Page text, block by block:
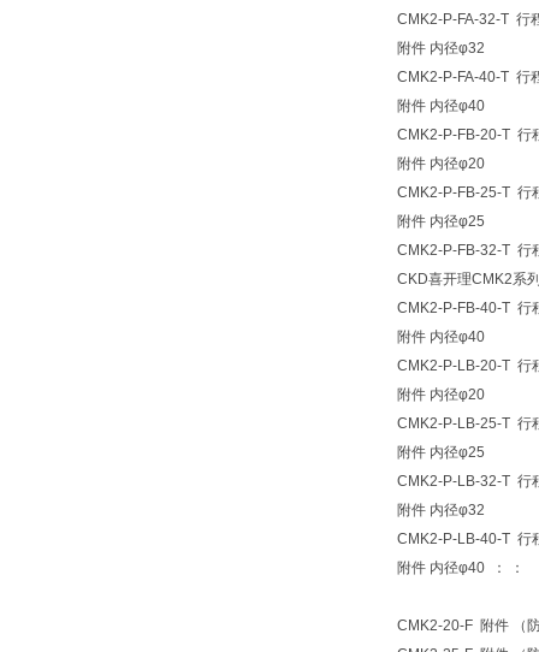
CMK2-P-FA-32-T
附件 内径φ32
CMK2-P-FA-40-T
附件 内径φ40
CMK2-P-FB-20-T
附件 内径φ20
CMK2-P-FB-25-T
附件 内径φ25
CMK2-P-FB-32-T
CKD喜开理CMK2
CMK2-P-FB-40-T
附件 内径φ40
CMK2-P-LB-20-T
附件 内径φ20
CMK2-P-LB-25-T
附件 内径φ25
CMK2-P-LB-32-T
附件 内径φ32
CMK2-P-LB-40-T
附件 内径φ40 ： ：
CMK2-20-F 附件 （